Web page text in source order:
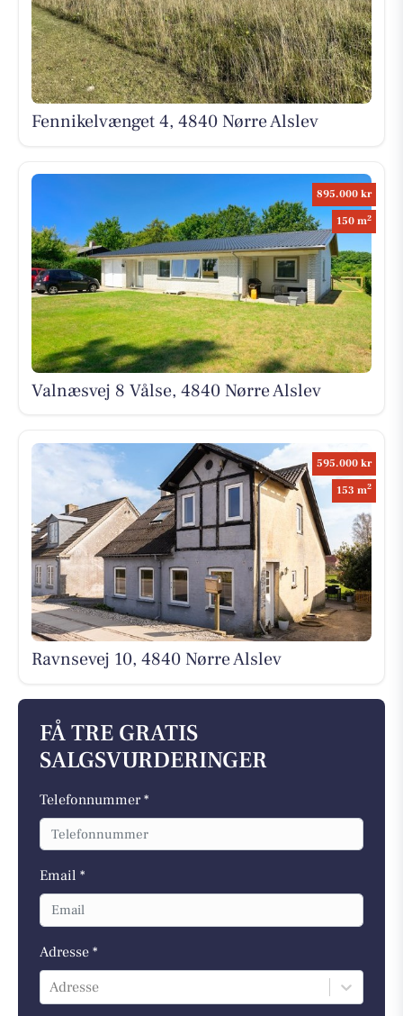
Fennikelvænget 4, 4840 Nørre Alslev
895.000 kr
150 m2
Valnæsvej 8 Vålse, 4840 Nørre Alslev
595.000 kr
153 m2
Ravnsevej 10, 4840 Nørre Alslev
FÅ TRE GRATIS
SALGSVURDERINGER
Telefonnummer *
Email *
Adresse *
Adresse